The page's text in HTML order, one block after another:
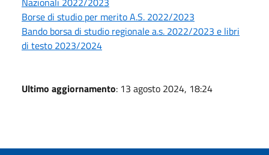
Borse di studio per merito A.S. 2022/2023
Bando borsa di studio regionale a.s. 2022/2023 e libri
di testo 2023/2024
Ultimo aggiornamento: 13 agosto 2024, 18:24